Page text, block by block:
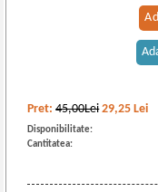
Pret:45,00Lei 29,25 Lei
Disponibilitate:
Cantitatea: